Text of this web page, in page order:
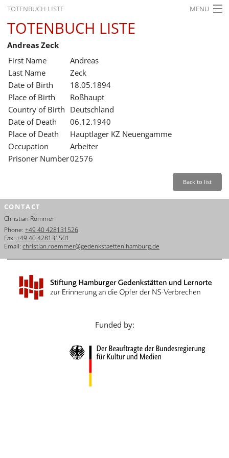
TOTENBUCH LISTE MENU
STARTSEITE
AUSSTELLUNGEN
GESCHICHTE
BILDUNG
FORSCHUNG
SERVICE
Leichte Sprache Back
Dansk
Español
Italiano
Nederlands
Português
TOTENBUCH LISTE
Andreas Zeck
First Name
Andreas
Last Name
Zeck
Date of Birth
18.05.1894
Place of Birth
Roßhaupt
Country of Birth Deutschland
Date of Death
06.12.1940
Place of Death
Hauptlager KZ Neuengamme
Occupation
Arbeiter
Prisoner Number02576
Back to list
CONTACT
Christian Römmer
Phone: +49 40 428131526
Fax: +49 40 428131501
Email: christian.roemmer@gedenkstaetten.hamburg.de
Funded by: